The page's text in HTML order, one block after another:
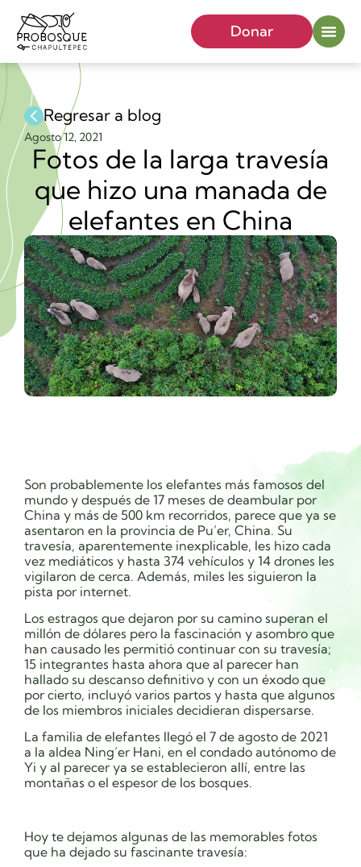
Donar
Regresar a blog
Agosto 12, 2021
Fotos de la larga travesía
que hizo una manada de
elefantes en China
Son probablemente los elefantes más famosos del
mundo y después de 17 meses de deambular por
China y más de 500 km recorridos, parece que ya se
asentaron en la provincia de Pu’er, China. Su
travesía, aparentemente inexplicable, les hizo cada
vez mediáticos y hasta 374 vehículos y 14 drones les
vigilaron de cerca. Además, miles les siguieron la
pista por internet.
Los estragos que dejaron por su camino superan el
millón de dólares pero la fascinación y asombro que
han causado les permitió continuar con su travesía;
15 integrantes hasta ahora que al parecer han
hallado su descanso definitivo y con un éxodo que
por cierto, incluyó varios partos y hasta que algunos
de los miembros iniciales decidieran dispersarse.
La familia de elefantes llegó el 7 de agosto de 2021
a la aldea Ning’er Hani, en el condado autónomo de
Yi y al parecer ya se establecieron allí, entre las
montañas o el espesor de los bosques.
Hoy te dejamos algunas de las memorables fotos
que ha dejado su fascinante travesía: